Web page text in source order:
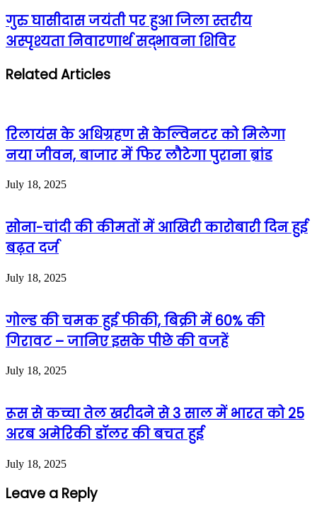
गुरु घासीदास जयंती पर हुआ जिला स्तरीय
अस्पृश्यता निवारणार्थ सद्भावना शिविर
Related Articles
रिलायंस के अधिग्रहण से केल्विनटर को मिलेगा
नया जीवन, बाजार में फिर लौटेगा पुराना ब्रांड
July 18, 2025
सोना-चांदी की कीमतों में आखिरी कारोबारी दिन हुई
बढ़त दर्ज
July 18, 2025
गोल्ड की चमक हुई फीकी, बिक्री में 60% की
गिरावट – जानिए इसके पीछे की वजहें
July 18, 2025
रूस से कच्चा तेल खरीदने से 3 साल में भारत को 25
अरब अमेरिकी डॉलर की बचत हुई
July 18, 2025
Leave a Reply